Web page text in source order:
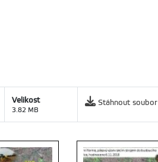
Velikost
3.82 MB
Stáhnout soubor